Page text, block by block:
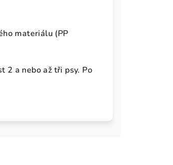
materiálu (PP
2 a nebo až tři psy. Po